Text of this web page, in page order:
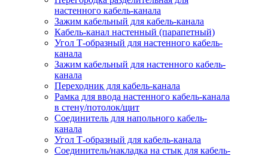
настенного кабель-канала
Зажим кабельный для кабель-канала
Кабель-канал настенный (парапетный)
Угол Т-образный для настенного кабель-
канала
Зажим кабельный для настенного кабель-
канала
Переходник для кабель-канала
Рамка для ввода настенного кабель-канала
в стену/потолок/щит
Соединитель для напольного кабель-
канала
Угол Т-образный для кабель-канала
Соединитель/накладка на стык для кабель-